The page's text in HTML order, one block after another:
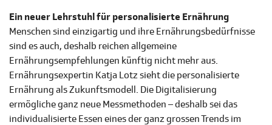
Ein neuer Lehrstuhl für personalisierte Ernährung
Menschen sind einzigartig und ihre Ernährungsbedürfnisse
sind es auch, deshalb reichen allgemeine
Ernährungsempfehlungen künftig nicht mehr aus.
Ernährungsexpertin Katja Lotz sieht die personalisierte
Ernährung als Zukunftsmodell. Die Digitalisierung
ermögliche ganz neue Messmethoden – deshalb sei das
individualisierte Essen eines der ganz grossen Trends im